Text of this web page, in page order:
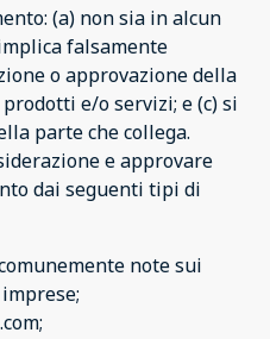
(a) non sia in alcun
falsamente
o approvazione della
e/o servizi; e (c) si
parte che collega.
e approvare
dai seguenti tipi di
note sui